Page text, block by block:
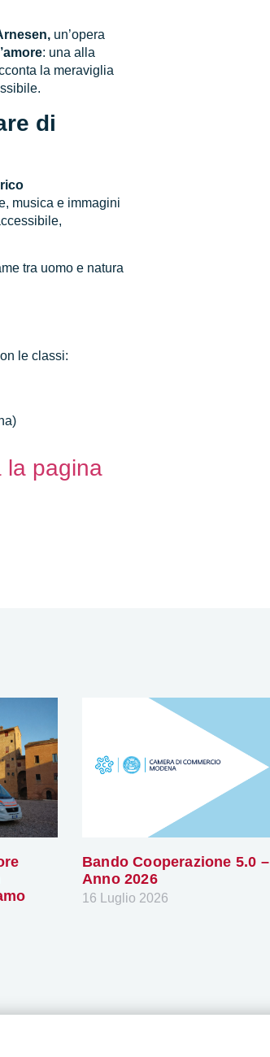
un’opera
: una alla
la meraviglia
di
musica e immagini
tra uomo e natura
le classi:
la pagina
Bando Cooperazione 5.0 –
Anno 2026
16 Luglio 2026